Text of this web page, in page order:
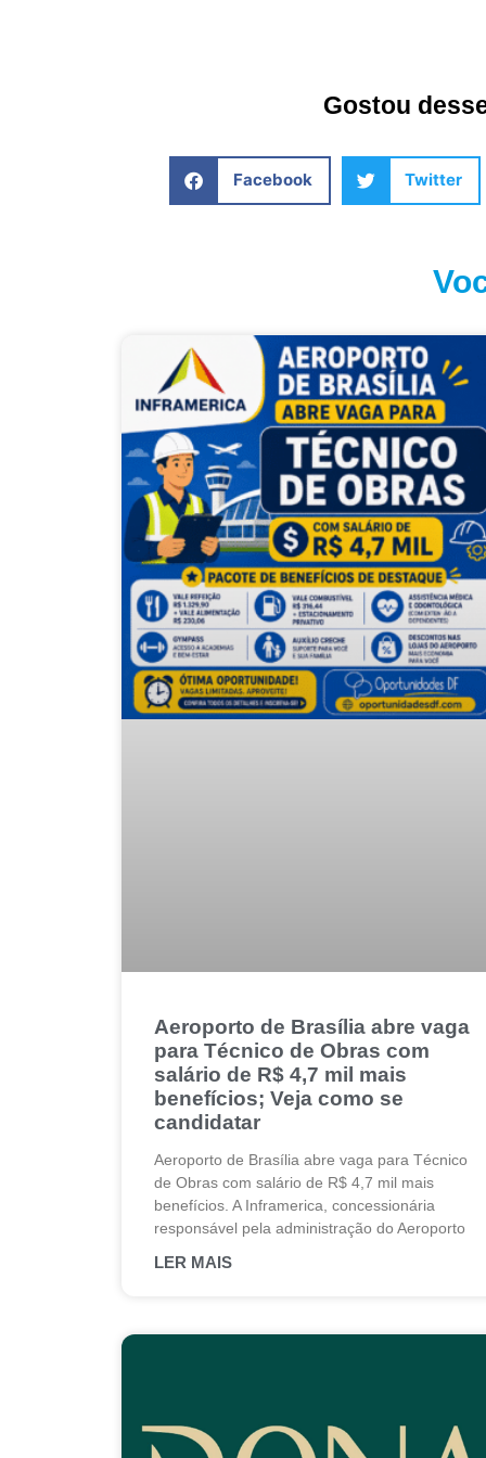
Gostou
Facebook Twitter
Aeroporto de Brasília abre vaga
para Técnico de Obras com
salário de R$ 4,7 mil mais
benefícios; Veja como se
candidatar
Aeroporto de Brasília abre vaga para Técnico
de Obras com salário de R$ 4,7 mil mais
benefícios. A Inframerica, concessionária
responsável pela administração do Aeroporto
LER MAIS